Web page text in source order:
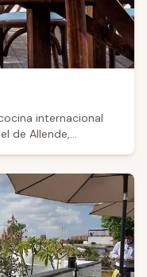
internacional
de Allende,
disponibles. El
azotea con vista a
además de
y política pet
catering para eventos
la calidad de la